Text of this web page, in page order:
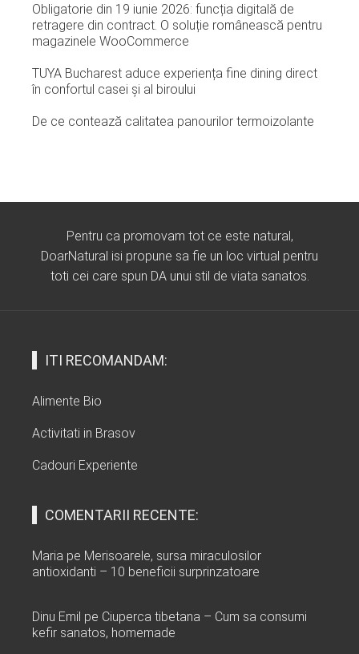
Obligatorie din 19 iunie 2026: funcția digitală de
retragere din contract. O soluție românească pentru
magazinele WooCommerce
TUYA Bucharest aduce experiența fine dining direct
în confortul casei și al biroului
De ce contează calitatea panourilor termoizolante
Pentru ca promovam tot ce este natural,
DoarNatural isi propune sa fie un loc virtual pentru
toti cei care spun DA unui stil de viata sanatos.
ITI RECOMANDAM:
Alimente Bio
Activitati in Brasov
Cadouri Experiente
COMENTARII RECENTE:
Maria pe Merisoarele, sursa miraculosilor
antioxidanti – 10 beneficii surprinzatoare
Dinu Emil pe Ciuperca tibetana – Cum sa consumi
kefir sanatos, homemade